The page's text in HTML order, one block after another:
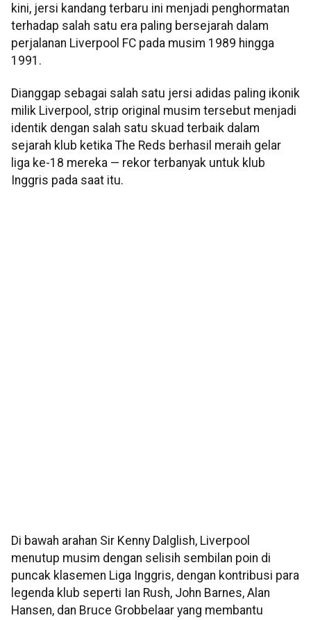
kini, jersi kandang terbaru ini menjadi penghormatan
terhadap salah satu era paling bersejarah dalam
perjalanan Liverpool FC pada musim 1989 hingga
1991.
Dianggap sebagai salah satu jersi adidas paling ikonik
milik Liverpool, strip original musim tersebut menjadi
identik dengan salah satu skuad terbaik dalam
sejarah klub ketika The Reds berhasil meraih gelar
liga ke-18 mereka — rekor terbanyak untuk klub
Inggris pada saat itu.
Di bawah arahan Sir Kenny Dalglish, Liverpool
menutup musim dengan selisih sembilan poin di
puncak klasemen Liga Inggris, dengan kontribusi para
legenda klub seperti Ian Rush, John Barnes, Alan
Hansen, dan Bruce Grobbelaar yang membantu